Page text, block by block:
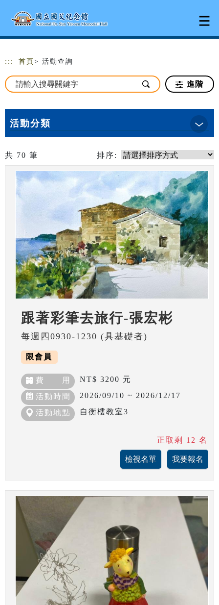
::: 首頁 > 活動查詢
進階
活動分類
共 70 筆 排序:
跟著彩筆去旅行-張宏彬
每週四0930-1230 (具基礎者)
限會員
費 用 NT$ 3200 元
活動時間 2026/09/10 ~ 2026/12/17
活動地點 自衡樓教室3
正取剩 12 名